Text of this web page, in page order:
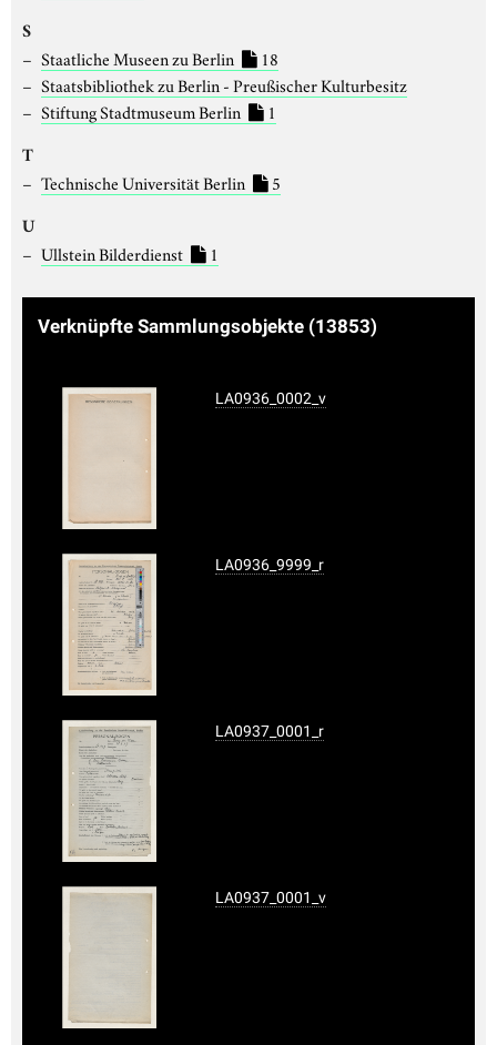
S
Staatliche Museen zu Berlin
18
Staatsbibliothek zu Berlin - Preußischer Kulturbesitz
Stiftung Stadtmuseum Berlin
1
T
Technische Universität Berlin 5
U
Ullstein Bilderdienst 1
Verknüpfte Sammlungsobjekte (13853)
LA0936_0002_v
LA0936_9999_r
LA0937_0001_r
LA0937_0001_v